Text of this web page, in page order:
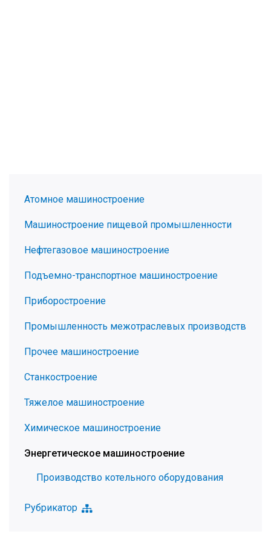
Атомное машиностроение
Машиностроение пищевой промышленности
Нефтегазовое машиностроение
Подъемно-транспортное машиностроение
Приборостроение
Промышленность межотраслевых производств
Прочее машиностроение
Станкостроение
Тяжелое машиностроение
Химическое машиностроение
Энергетическое машиностроение
Производство котельного оборудования
Рубрикатор